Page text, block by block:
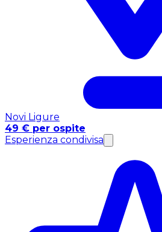
Novi Ligure
49 € per ospite
Esperienza condivisa